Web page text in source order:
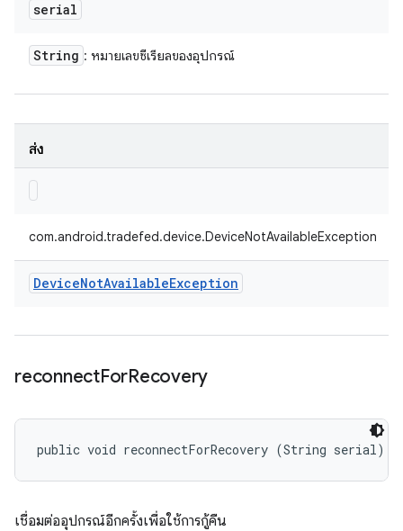
serial
String : หมายเลขซีเรียลของอุปกรณ์
ส่ง
com.android.tradefed.device.DeviceNotAvailableException
DeviceNotAvailableException
reconnectForRecovery
public void reconnectForRecovery (String serial)
เชื่อมต่ออุปกรณ์อีกครั้งเพื่อใช้การกู้คืน